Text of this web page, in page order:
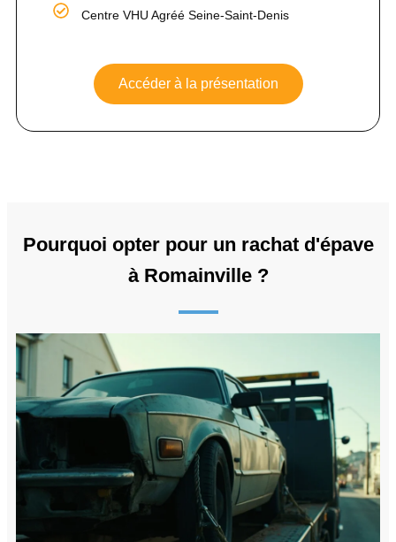
Centre VHU Agréé Seine-Saint-Denis
Accéder à la présentation
Pourquoi opter pour un rachat d'épave
à Romainville ?